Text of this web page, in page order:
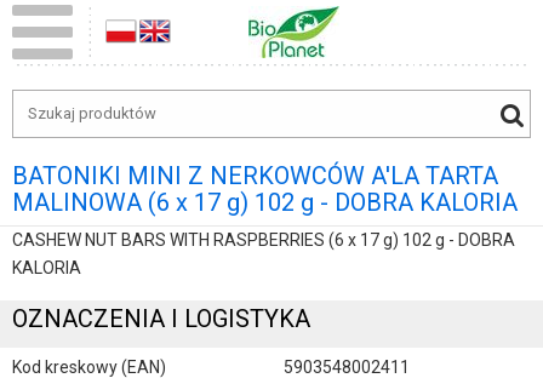
BATONIKI MINI Z NERKOWCÓW A'LA TARTA
MALINOWA (6 x 17 g) 102 g - DOBRA KALORIA
CASHEW NUT BARS WITH RASPBERRIES (6 x 17 g) 102 g - DOBRA
KALORIA
OZNACZENIA I LOGISTYKA
Kod kreskowy (EAN)
5903548002411